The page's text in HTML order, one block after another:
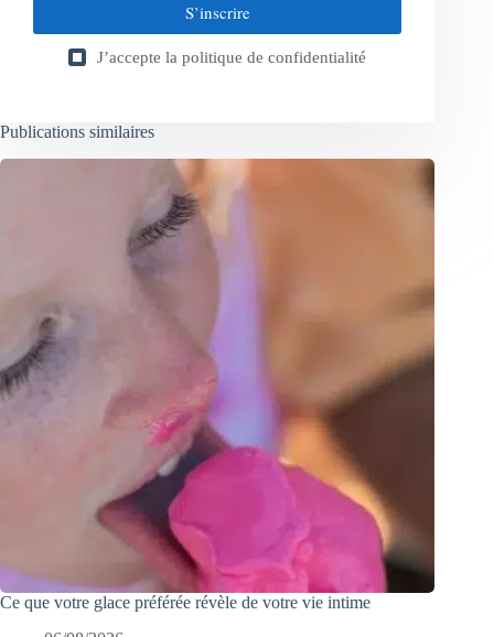
S’inscrire
J’accepte la politique de confidentialité
Publications similaires
Ce que votre glace préférée révèle de votre vie intime